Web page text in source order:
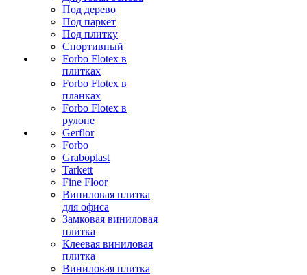
Под дерево
Под паркет
Под плитку
Спортивный
Forbo Flotex в
плитках
Forbo Flotex в
планках
Forbo Flotex в
рулоне
Gerflor
Forbo
Graboplast
Tarkett
Fine Floor
Виниловая плитка
для офиса
Замковая виниловая
плитка
Клеевая виниловая
плитка
Виниловая плитка